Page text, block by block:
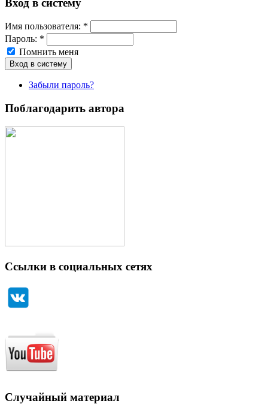
Имя пoльзовaтeля: *
Пароль: *
Помнить меня
Забыли пароль?
Поблагодарить автора
Ссылки в социальных сетях
Случайный материал